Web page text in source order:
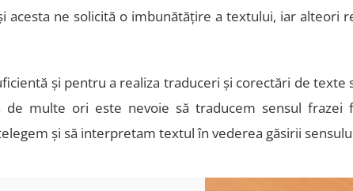
acesta ne solicită o imbunătăţire a textului, iar alteori
și pentru a realiza traduceri și corectări de
multe ori este nevoie să traducem sensul frazei
și să interpretam textul în vederea găsirii